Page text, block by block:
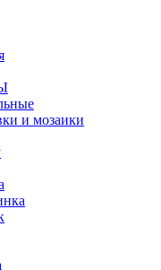
и мозаики